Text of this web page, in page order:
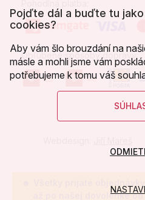
Pojďte dál a buďte tu
cookies?
Aby vám šlo brouzdání na
másle a mohli jsme vám
potřebujeme k tomu váš
až po našej dovolenke od
Obľúbené spôsoby dopravy:
Upraviť